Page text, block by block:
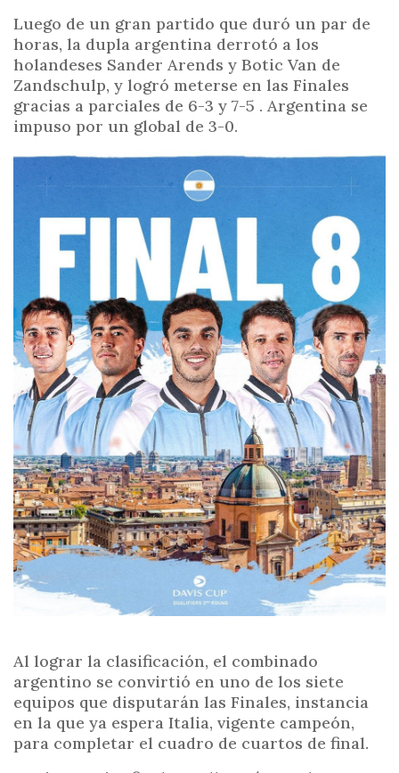
Luego de un gran partido que duró un par de
horas, la dupla argentina derrotó a los
holandeses Sander Arends y Botic Van de
Zandschulp, y logró meterse en las Finales
gracias a parciales de 6-3 y 7-5 . Argentina se
impuso por un global de 3-0.
Al lograr la clasificación, el combinado
argentino se convirtió en uno de los siete
equipos que disputarán las Finales, instancia
en la que ya espera Italia, vigente campeón,
para completar el cuadro de cuartos de final.